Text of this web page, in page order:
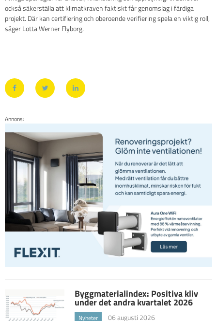
också säkerställa att klimatkraven faktiskt får genomslag i färdiga
projekt. Där kan certifiering och oberoende verifiering spela en viktig roll,
säger Lotta Werner Flyborg.
Annons:
Byggmaterialindex: Positiva kliv
under det andra kvartalet 2026
Nyheter 06 augusti 2026